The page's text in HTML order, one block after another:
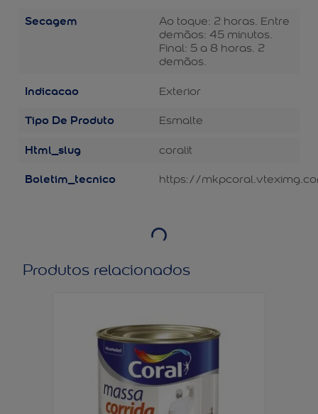
Secagem
Ao toque: 2 horas. Entre
demãos: 45 minutos.
Final: 5 a 8 horas. 2
demãos.
Indicacao Exterior
Tipo De Produto Esmalte
Html_slug coralit
Boletim_tecnico https://
Produtos relacionados